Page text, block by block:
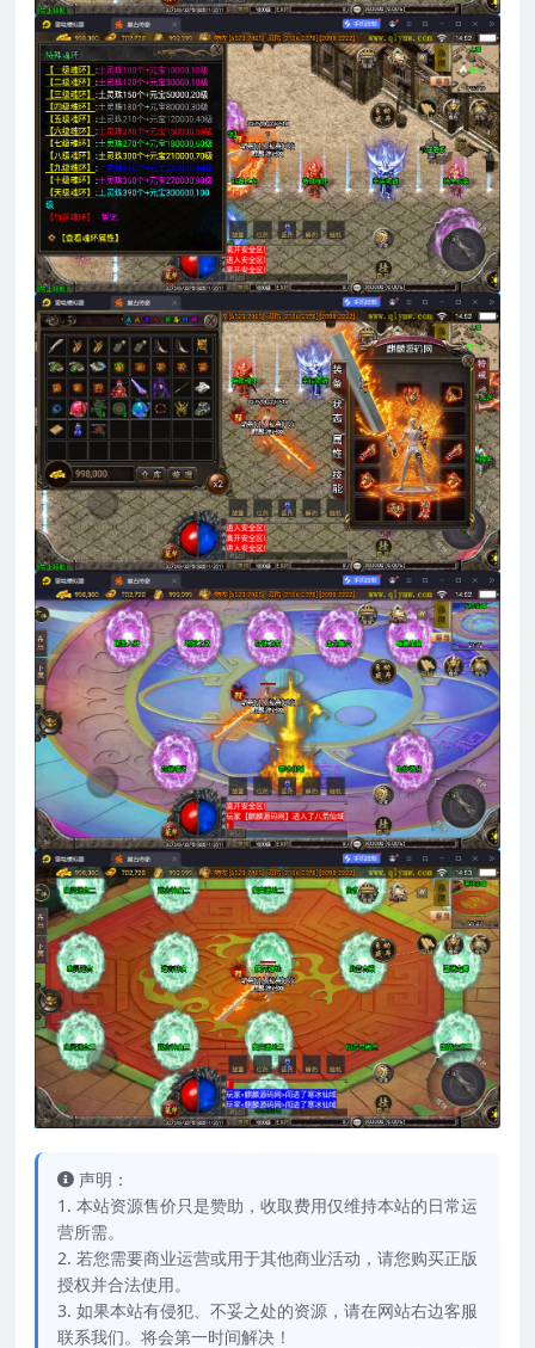
声明：
1. 本站资源售价只是赞助，收取费用仅维持本站的日常运
营所需。
2. 若您需要商业运营或用于其他商业活动，请您购买正版
授权并合法使用。
3. 如果本站有侵犯、不妥之处的资源，请在网站右边客服
联系我们。将会第一时间解决！